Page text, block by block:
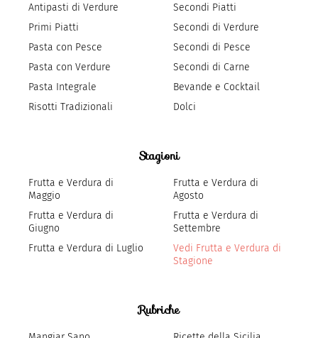
Antipasti di Verdure
Primi Piatti
Pasta con Pesce
Pasta con Verdure
Pasta Integrale
Risotti Tradizionali
Secondi Piatti
Secondi di Verdure
Secondi di Pesce
Secondi di Carne
Bevande e Cocktail
Dolci
Stagioni
Frutta e Verdura di
Maggio
Frutta e Verdura di
Giugno
Frutta e Verdura di Luglio
Frutta e Verdura di
Agosto
Frutta e Verdura di
Settembre
Vedi Frutta e Verdura di
Stagione
Rubriche